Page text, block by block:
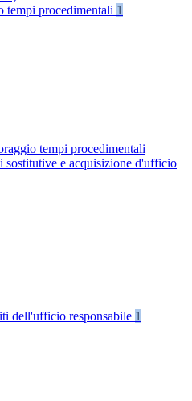
tempi procedimentali 1
tempi procedimentali
sostitutive e acquisizione d'ufficio
dell'ufficio responsabile 1